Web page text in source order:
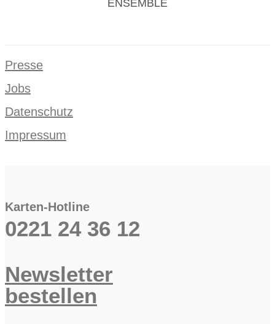
ENSEMBLE
Presse
Jobs
Datenschutz
Impressum
Karten-Hotline
0221 24 36 12
Newsletter
bestellen